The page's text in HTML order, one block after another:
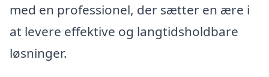
med en professionel, der sætter en ære i
at levere effektive og langtidsholdbare
løsninger.